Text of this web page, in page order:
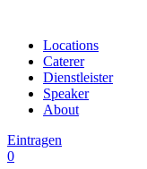
Locations
Caterer
Dienstleister
Speaker
About
Eintragen
0